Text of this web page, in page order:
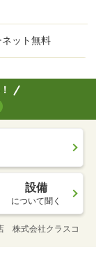
ネット無料
設備
について聞く
株式会社クラスコ